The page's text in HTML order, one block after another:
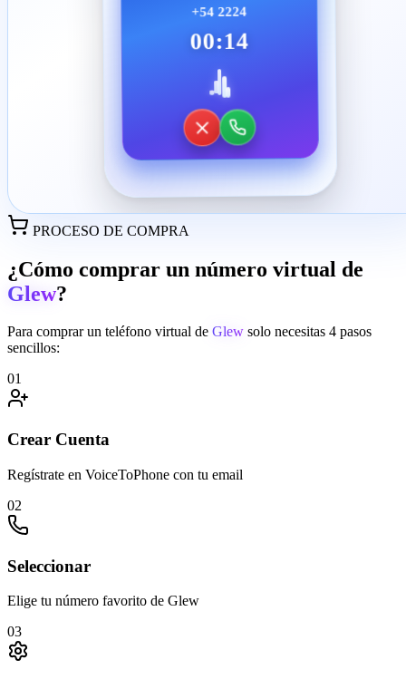
+54 2224
00:14
PROCESO DE COMPRA
¿Cómo comprar un número virtual de
Glew?
Para comprar un teléfono virtual de Glew solo necesitas 4 pasos
sencillos:
01
Crear Cuenta
Regístrate en VoiceToPhone con tu email
02
Seleccionar
Elige tu número favorito de Glew
03